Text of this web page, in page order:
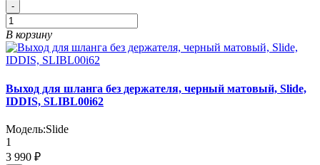
-
В корзину
Выход для шланга без держателя, черный матовый, Slide,
IDDIS, SLIBL00i62
Модель:Slide
1
3 990 ₽